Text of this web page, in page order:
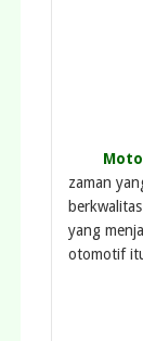
zaman
yang
otomotif